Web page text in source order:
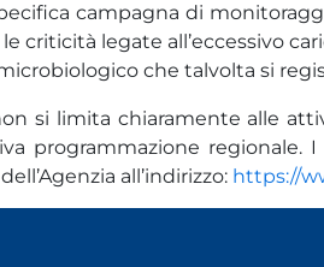
campagna di
criticità legate all’eccessivo
che talvolta si
si limita chiaramente alle
programmazione
all’indirizzo: https://